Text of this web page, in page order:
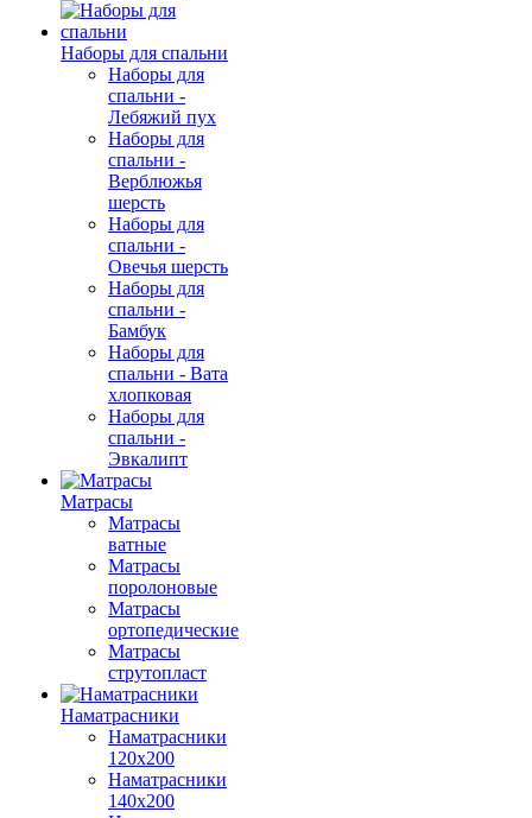
Наборы для спальни
Наборы для
спальни -
Лебяжий пух
Наборы для
спальни -
Верблюжья
шерсть
Наборы для
спальни -
Овечья шерсть
Наборы для
спальни -
Бамбук
Наборы для
спальни - Вата
хлопковая
Наборы для
спальни -
Эвкалипт
Матрасы
Матрасы
ватные
Матрасы
поролоновые
Матрасы
ортопедические
Матрасы
струтопласт
Наматрасники
Наматрасники
120х200
Наматрасники
140х200